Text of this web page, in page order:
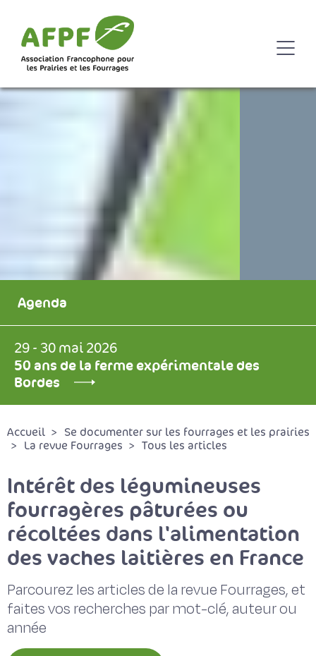
Agenda
29 - 30 mai 2026
50 ans de la ferme expérimentale des
Bordes
Accueil
Se documenter sur les fourrages et les prairies
La revue Fourrages
Tous les articles
Intérêt des légumineuses
fourragères pâturées ou
récoltées dans l'alimentation
des vaches laitières en France
Parcourez les articles de la revue Fourrages, et
faites vos recherches par mot-clé, auteur ou
année